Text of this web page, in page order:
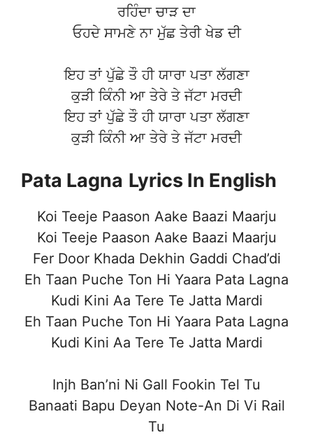
ਰਹਿੰਦਾ ਚਾੜ ਦਾ
ਓਹਦੇ ਸਾਮਣੇ ਨਾ ਮੁੱਛ ਤੇਰੀ ਖੇਡ ਦੀ
ਇਹ ਤਾਂ ਪੁੱਛੇ ਤੌ ਹੀ ਯਾਰਾ ਪਤਾ ਲੱਗਣਾ
ਕੁੜੀ ਕਿੰਨੀ ਆ ਤੇਰੇ ਤੇ ਜੱਟਾ ਮਰਦੀ
ਇਹ ਤਾਂ ਪੁੱਛੇ ਤੌ ਹੀ ਯਾਰਾ ਪਤਾ ਲੱਗਣਾ
ਕੁੜੀ ਕਿੰਨੀ ਆ ਤੇਰੇ ਤੇ ਜੱਟਾ ਮਰਦੀ
Pata Lagna Lyrics In English
Koi Teeje Paason Aake Baazi Maarju
Koi Teeje Paason Aake Baazi Maarju
Fer Door Khada Dekhin Gaddi Chad’di
Eh Taan Puche Ton Hi Yaara Pata Lagna
Kudi Kini Aa Tere Te Jatta Mardi
Eh Taan Puche Ton Hi Yaara Pata Lagna
Kudi Kini Aa Tere Te Jatta Mardi
Injh Ban’ni Ni Gall Fookin Tel Tu
Banaati Bapu Deyan Note-An Di Vi Rail
Tu